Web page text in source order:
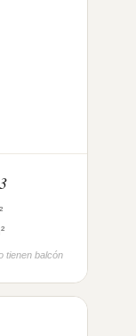
tienen balcón